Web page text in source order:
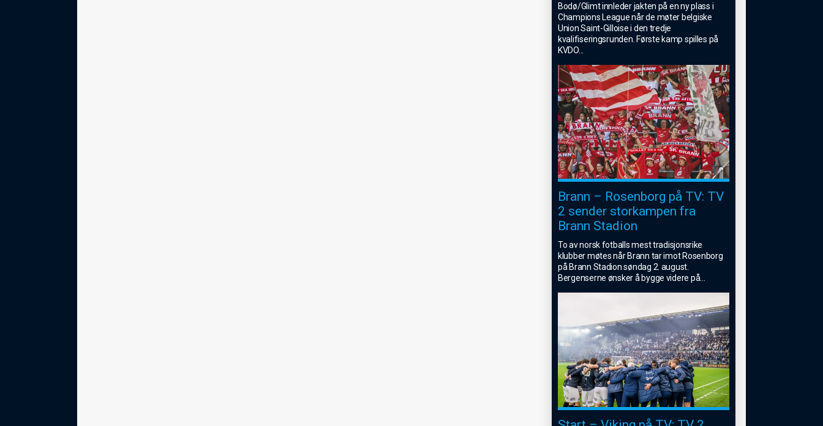
Bodø/Glimt innleder jakten på en ny plass i
Champions League når de møter belgiske
Union Saint-Gilloise i den tredje
kvalifiseringsrunden. Første kamp spilles på
KVDO...
Brann – Rosenborg på TV: TV
2 sender storkampen fra
Brann Stadion
To av norsk fotballs mest tradisjonsrike
klubber møtes når Brann tar imot Rosenborg
på Brann Stadion søndag 2. august.
Bergenserne ønsker å bygge videre på